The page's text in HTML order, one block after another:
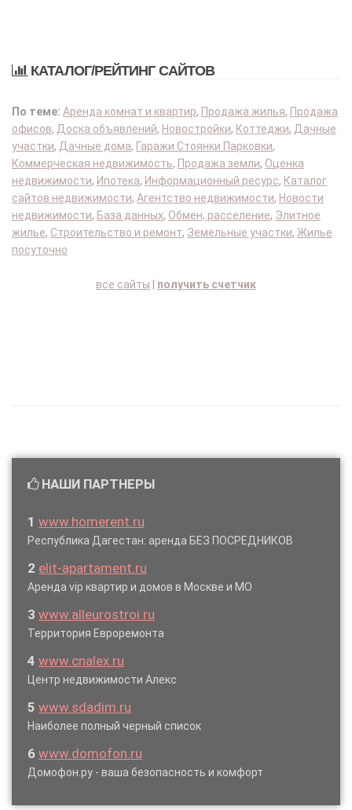
КАТАЛОГ/РЕЙТИНГ САЙТОВ
По теме: Аренда комнат и квартир, Продажа жилья, Продажа
офисов, Доска объявлений, Новостройки, Коттеджи, Дачные
участки, Дачные дома, Гаражи Стоянки Парковки,
Коммерческая недвижимость, Продажа земли, Оценка
недвижимости, Ипотека, Информационный ресурс, Каталог
сайтов недвижимости, Агентство недвижимости, Новости
недвижимости, База данных, Обмен, расселение, Элитное
жилье, Строительство и ремонт, Земельные участки, Жилье
посуточно
все сайты получить счетчик
НАШИ ПАРТНЕРЫ
1 www.homerent.ru
Республика Дагестан: аренда БЕЗ ПОСРЕДНИКОВ
2 elit-apartament.ru
Аренда vip квартир и домов в Москве и МО
3 www.alleurostroi.ru
Территория Евроремонта
4 www.cnalex.ru
Центр недвижимости Алекс
5 www.sdadim.ru
Наиболее полный черный список
6 www.domofon.ru
Домофон.ру - ваша безопасность и комфорт